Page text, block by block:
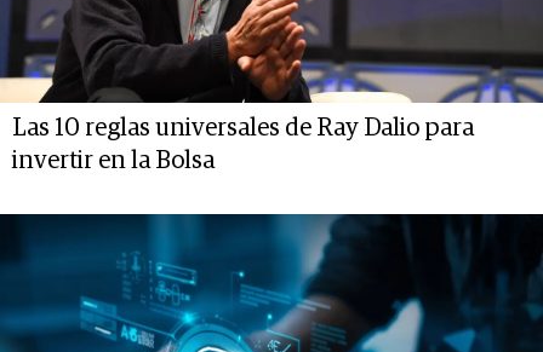
Las 10 reglas universales de Ray Dalio para
invertir en la Bolsa